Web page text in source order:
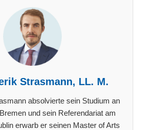
Strasmann, LL. M.
absolvierte sein Studium an
und sein Referendariat am
erwarb er seinen Master of Arts